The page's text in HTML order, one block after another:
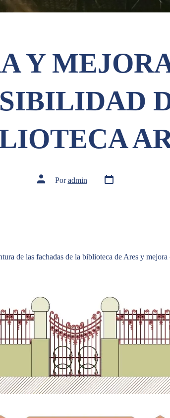
Y
Poradmin
de las fachadas de la biblioteca de Ares y mejora